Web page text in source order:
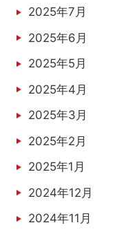
2025年7月
2025年6月
2025年5月
2025年4月
2025年3月
2025年2月
2025年1月
2024年12月
2024年11月